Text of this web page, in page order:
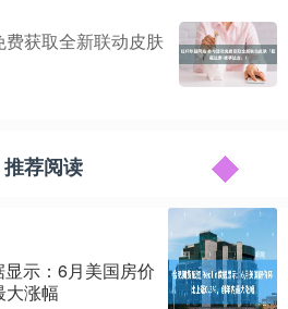
获取全新联动皮肤
推荐阅读
示：6月美国房价
大涨幅